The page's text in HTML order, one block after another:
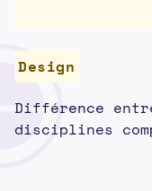
Design
Différence
disciplines